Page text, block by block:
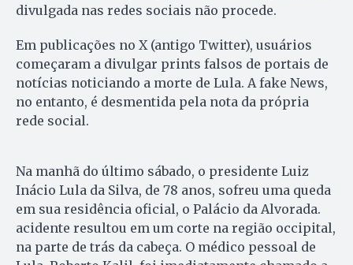
divulgada nas redes sociais não procede.
Em publicações no X (antigo Twitter), usuários
começaram a divulgar prints falsos de portais de
notícias noticiando a morte de Lula. A fake News,
no entanto, é desmentida pela nota da própria
rede social.
Na manhã do último sábado, o presidente Luiz
Inácio Lula da Silva, de 78 anos, sofreu uma queda
em sua residência oficial, o Palácio da Alvorada.
acidente resultou em um corte na região occipital,
na parte de trás da cabeça. O médico pessoal de